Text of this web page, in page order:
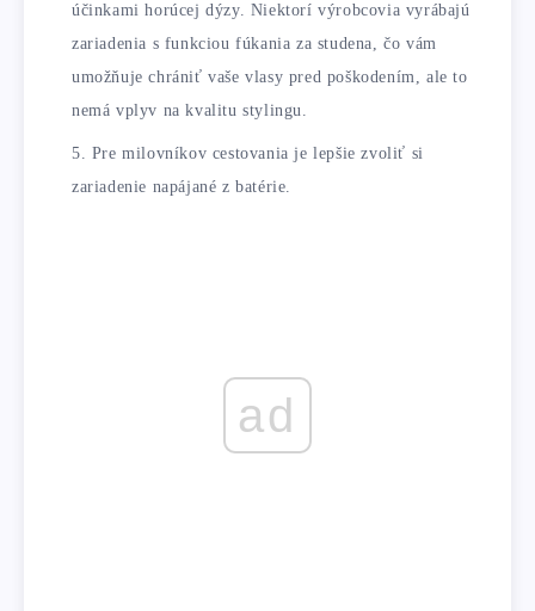
účinkami horúcej dýzy. Niektorí výrobcovia vyrábajú
zariadenia s funkciou fúkania za studena, čo vám
umožňuje chrániť vaše vlasy pred poškodením, ale to
nemá vplyv na kvalitu stylingu.
Pre milovníkov cestovania je lepšie zvoliť si
zariadenie napájané z batérie.
ad